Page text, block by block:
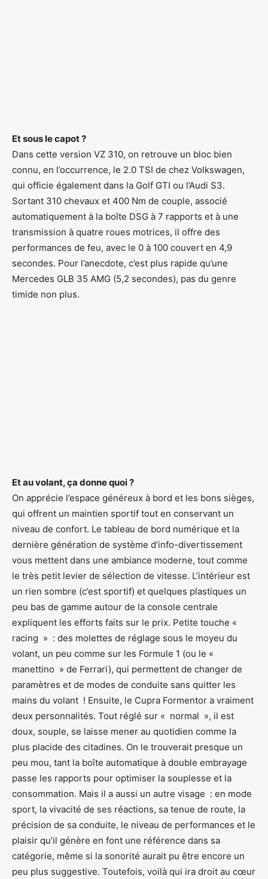
Et sous le capot ?
Dans cette version VZ 310, on retrouve un bloc bien
connu, en l’occurrence, le 2.0 TSI de chez Volkswagen,
qui officie également dans la Golf GTI ou l’Audi S3.
Sortant 310 chevaux et 400 Nm de couple, associé
automatiquement à la boîte DSG à 7 rapports et à une
transmission à quatre roues motrices, il offre des
performances de feu, avec le 0 à 100 couvert en 4,9
secondes. Pour l’anecdote, c’est plus rapide qu’une
Mercedes GLB 35 AMG (5,2 secondes), pas du genre
timide non plus.
Et au volant, ça donne quoi ?
On apprécie l’espace généreux à bord et les bons sièges,
qui offrent un maintien sportif tout en conservant un
niveau de confort. Le tableau de bord numérique et la
dernière génération de système d’info-divertissement
vous mettent dans une ambiance moderne, tout comme
le très petit levier de sélection de vitesse. L’intérieur est
un rien sombre (c’est sportif) et quelques plastiques un
peu bas de gamme autour de la console centrale
expliquent les efforts faits sur le prix. Petite touche «
racing » : des molettes de réglage sous le moyeu du
volant, un peu comme sur les Formule 1 (ou le «
manettino » de Ferrari), qui permettent de changer de
paramètres et de modes de conduite sans quitter les
mains du volant ! Ensuite, le Cupra Formentor a vraiment
deux personnalités. Tout réglé sur « normal », il est
doux, souple, se laisse mener au quotidien comme la
plus placide des citadines. On le trouverait presque un
peu mou, tant la boîte automatique à double embrayage
passe les rapports pour optimiser la souplesse et la
consommation. Mais il a aussi un autre visage : en mode
sport, la vivacité de ses réactions, sa tenue de route, la
précision de sa conduite, le niveau de performances et le
plaisir qu’il génère en font une référence dans sa
catégorie, même si la sonorité aurait pu être encore un
peu plus suggestive. Toutefois, voilà qui ira droit au cœur